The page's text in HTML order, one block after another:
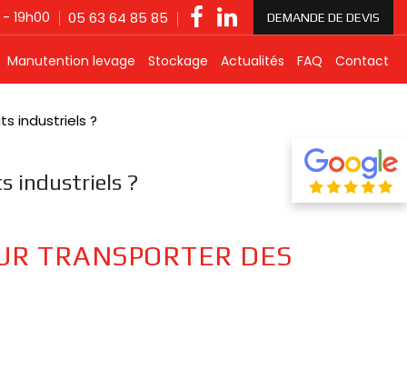
19h00 05 63 64 85 85 DEMANDE DE DEVIS
Manutention levage Stockage Actualités FAQ Contact
industriels ?
industriels ?
TRANSPORTER DES